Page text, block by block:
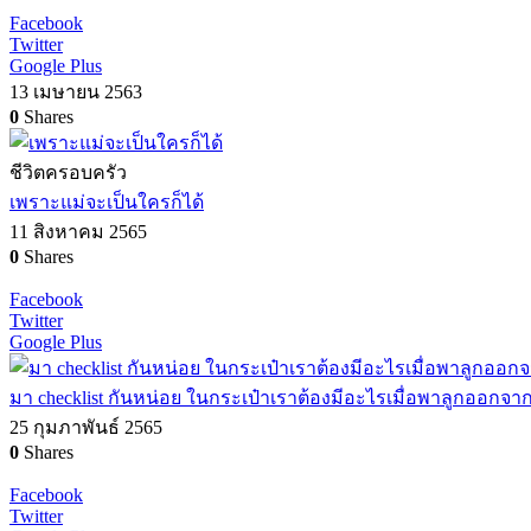
Facebook
Twitter
Google Plus
13 เมษายน 2563
0 Shares
ชีวิตครอบครัว
เพราะแม่จะเป็นใครก็ได้
11 สิงหาคม 2565
0 Shares
Facebook
Twitter
Google Plus
มา checklist กันหน่อย ในกระเป๋าเราต้องมีอะไรเมื่อพาลูกออกจา
25 กุมภาพันธ์ 2565
0 Shares
Facebook
Twitter